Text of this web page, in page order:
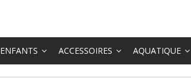
ENFANTS ACCESSOIRES AQUATIQUE